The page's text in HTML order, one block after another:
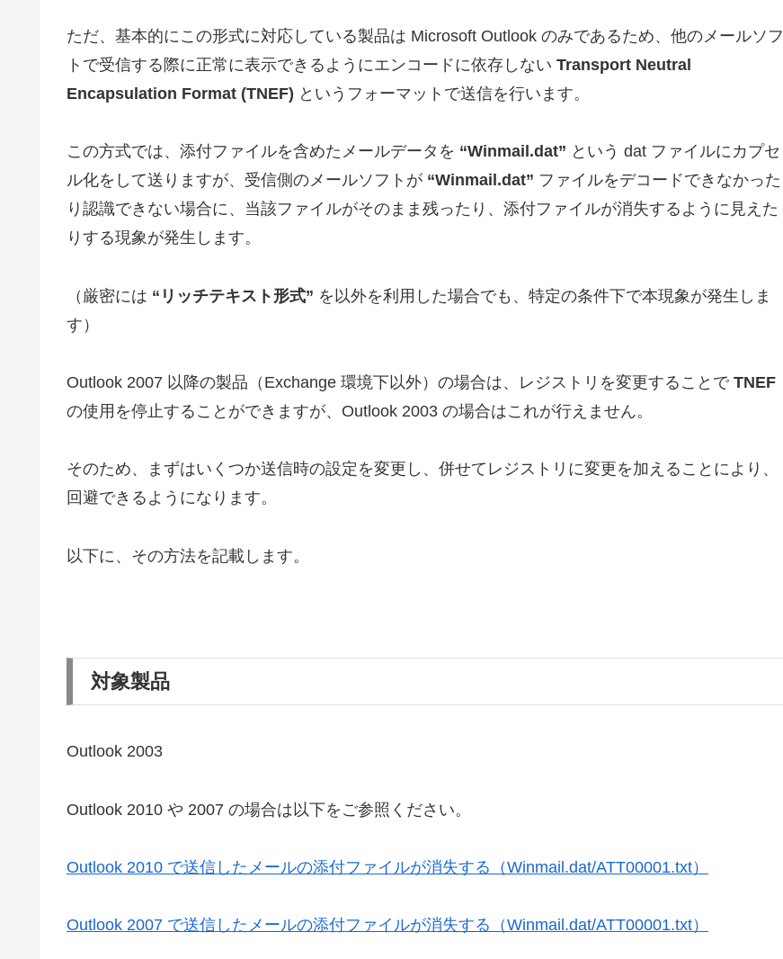
ただ、基本的にこの形式に対応している製品は Microsoft Outlook のみであるため、他のメールソフ
トで受信する際に正常に表示できるようにエンコードに依存しない Transport Neutral
Encapsulation Format (TNEF) というフォーマットで送信を行います。
この方式では、添付ファイルを含めたメールデータを “Winmail.dat” という dat ファイルにカプセ
ル化をして送りますが、受信側のメールソフトが “Winmail.dat” ファイルをデコードできなかった
り認識できない場合に、当該ファイルがそのまま残ったり、添付ファイルが消失するように見えた
りする現象が発生します。
（厳密には “リッチテキスト形式” を以外を利用した場合でも、特定の条件下で本現象が発生しま
す）
Outlook 2007 以降の製品（Exchange 環境下以外）の場合は、レジストリを変更することで TNEF
の使用を停止することができますが、Outlook 2003 の場合はこれが行えません。
そのため、まずはいくつか送信時の設定を変更し、併せてレジストリに変更を加えることにより、
回避できるようになります。
以下に、その方法を記載します。
対象製品
Outlook 2003
Outlook 2010 や 2007 の場合は以下をご参照ください。
Outlook 2010 で送信したメールの添付ファイルが消失する（Winmail.dat/ATT00001.txt）
Outlook 2007 で送信したメールの添付ファイルが消失する（Winmail.dat/ATT00001.txt）